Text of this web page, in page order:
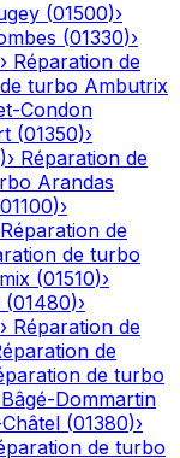
(01500)›
(01330)›
› Réparation de
turbo Ambutrix
Condon
(01350)›
)› Réparation de
Arandas
01100)›
Réparation de
de turbo
(01510)›
(01480)›
› Réparation de
de
de turbo
Bâgé-Dommartin
(01380)›
de turbo